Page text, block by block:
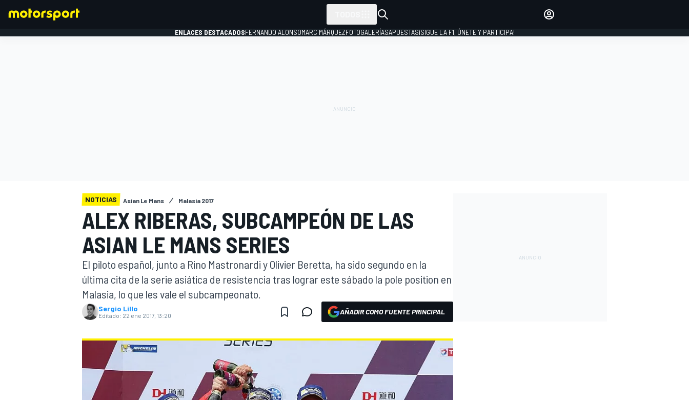
ENLACES DESTACADOSFERNANDO ALONSOMARC MÁRQUEZFOTOGALERÍASAPUESTAS¡SIGUE LA F1, ÚNETE Y PARTICIPA!
NOTICIAS Asian Le Mans Malasia 2017
ALEX RIBERAS, SUBCAMPEÓN DE LAS
ASIAN LE MANS SERIES
El piloto español, junto a Rino Mastronardi y Olivier Beretta, ha sido segundo en la
última cita de la serie asiática de resistencia tras lograr este sábado la pole position en
Malasia, lo que les vale el subcampeonato.
Sergio Lillo
Editado: 22 ene 2017, 13:20 AÑADIR COMO FUENTE PRINCIPAL